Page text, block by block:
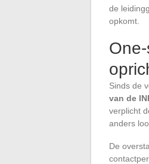
de
opkomt.
Sinds de
van de
verplicht
anders
De